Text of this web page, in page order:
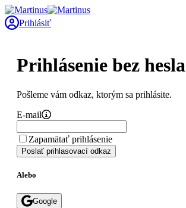
Prihlásiť
Prihlásenie bez hesla
Pošleme vám odkaz, ktorým sa prihlásite.
E-mail
Zapamätať prihlásenie
Poslať prihlasovací odkaz
Alebo
Google